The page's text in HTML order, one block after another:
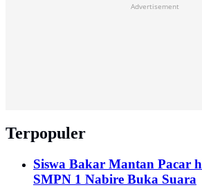
Advertisement
Terpopuler
Siswa Bakar Mantan Pacar
SMPN 1 Nabire Buka Suara